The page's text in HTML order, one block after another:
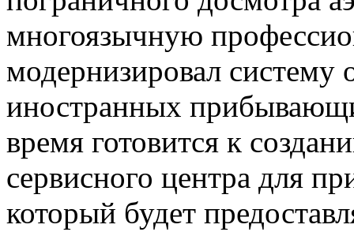
многоязычную
модернизировал систему
иностранных
время готовится к
сервисного центра для
который будет